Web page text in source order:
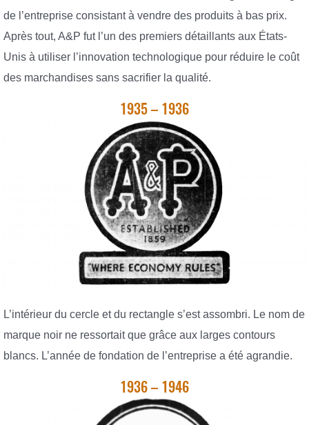
de l’entreprise consistant à vendre des produits à bas prix.
Après tout, A&P fut l’un des premiers détaillants aux États-
Unis à utiliser l’innovation technologique pour réduire le coût
des marchandises sans sacrifier la qualité.
1935 – 1936
L’intérieur du cercle et du rectangle s’est assombri. Le nom de
marque noir ne ressortait que grâce aux larges contours
blancs. L’année de fondation de l’entreprise a été agrandie.
1936 – 1946